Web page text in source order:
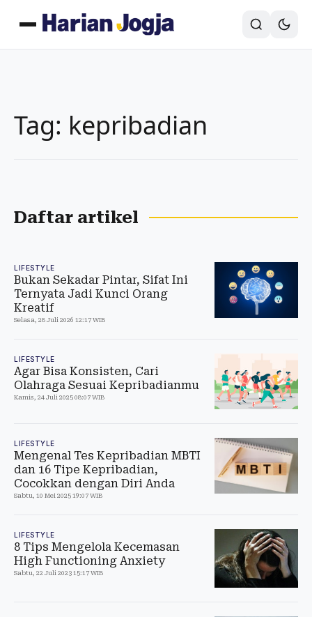
Tag: kepribadian
Daftar artikel
LIFESTYLE
Bukan Sekadar Pintar, Sifat Ini
Ternyata Jadi Kunci Orang
Kreatif
Selasa, 28 Juli 2026 12:17 WIB
LIFESTYLE
Agar Bisa Konsisten, Cari
Olahraga Sesuai Kepribadianmu
Kamis, 24 Juli 2025 08:07 WIB
LIFESTYLE
Mengenal Tes Kepribadian MBTI
dan 16 Tipe Kepribadian,
Cocokkan dengan Diri Anda
Sabtu, 10 Mei 2025 19:07 WIB
LIFESTYLE
8 Tips Mengelola Kecemasan
High Functioning Anxiety
Sabtu, 22 Juli 2023 15:17 WIB